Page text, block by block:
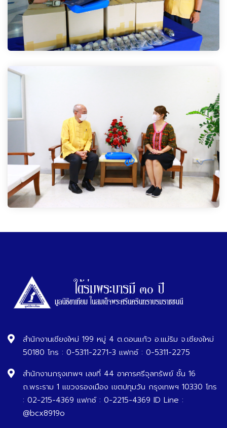
สำนักงานเชียงใหม่ 199 หมู่ 4 ต.ดอนแก้ว อ.แม่ริม จ.เชียงใหม่
50180 โทร : 0-5311-2271-3 แฟกซ์ : 0-5311-2275
สำนักงานกรุงเทพฯ เลขที่ 44 อาคารศรีจุลทรัพย์ ชั้น 16
ถ.พระราม 1 แขวงรองเมือง เขตปทุมวัน กรุงเทพฯ 10330 โทร
: 02-215-4369 แฟกซ์ : 0-2215-4369 ID Line :
@bcx8919o